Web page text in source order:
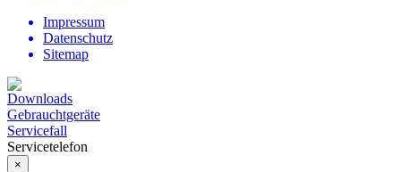
Impressum
Datenschutz
Sitemap
Downloads
Gebrauchtgeräte
Servicefall
Servicetelefon
×